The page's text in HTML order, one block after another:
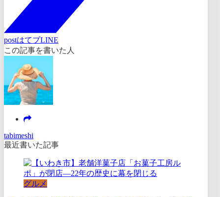
postはてブLINE
この記事を書いた人
tabimeshi
最近書いた記事
グルメ